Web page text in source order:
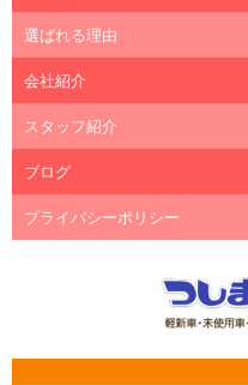
選ばれる理由
会社紹介
スタッフ紹介
ブログ
プライバシーポリシー